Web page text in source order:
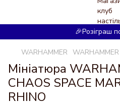
🎉Розіграш
WARHAMMER
Мініатюра
CHAOS SPACE
RHINO